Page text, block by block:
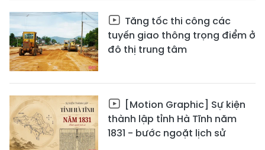
Tăng tốc thi công các
tuyến giao thông trọng điểm ở
đô thị trung tâm
[Motion Graphic] Sự kiện
thành lập tỉnh Hà Tĩnh năm
1831 - bước ngoặt lịch sử